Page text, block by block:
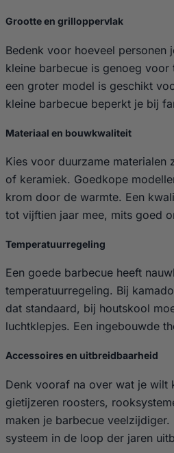
Grootte en grilloppervlak
Bedenk voor hoeveel personen
kleine barbecue is genoeg voor
een groter model is geschikt
kleine barbecue beperkt je bij
Materiaal en bouwkwaliteit
Kies voor duurzame materialen
of keramiek. Goedkope
krom door de warmte. Een
tot vijftien jaar mee, mits goed
Temperatuurregeling
Een goede barbecue heeft
temperatuurregeling. Bij
dat standaard, bij houtskool
luchtklepjes. Een ingebouwde
Accessoires en uitbreidbaarheid
Denk vooraf na over wat je wilt
gietijzeren roosters,
maken je barbecue
systeem in de loop der jaren